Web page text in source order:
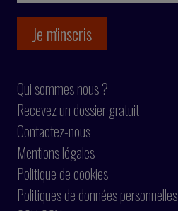
Qui sommes nous ?
Recevez un dossier gratuit
Contactez-nous
Mentions légales
Politique de cookies
Politiques de données personnelles